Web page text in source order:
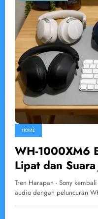
HOME
WH-1000XM6
Lipat dan
Tren Harapan - Sony
audio dengan peluncuran